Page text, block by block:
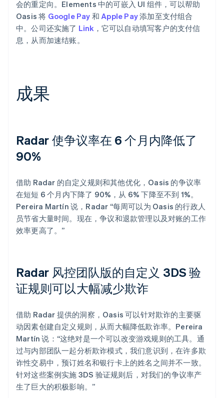
会的重定向。Elements 中的可嵌入 UI 组件，可以帮助
Oasis 将 Google Pay 和 Apple Pay添加至支付组合
中。公司还实施了 Link ，它可以自动填写客户的支付信
息，从而加速结账。
成果
Radar 使争议率在 6 个月内降低了
90%
借助 Radar 的自定义规则和其他优化，Oasis 的争议率
在短短 6 个月内下降了 90%，从 6% 下降至不到 1%。
Pereira Martín 说，Radar “每周可以为 Oasis 的行政人
员节省大量时间。现在，争议和退款管理以及对账的工作
效率更高了。”
Radar 风控团队版的自定义 3DS 验
证规则可以大幅减少欺诈
借助 Radar 提供的洞察，Oasis 可以针对欺诈的主要驱
动因素创建自定义规则，从而大幅降低欺诈率。Pereira
Martín 说：“这绝对是一个可以改变游戏规则的工具。通
过与内部团队一起分析欺诈模式，我们意识到，在许多欺
诈性交易中，预订姓名和银行卡上的姓名之间并不一致。
针对这些案例实施 3DS 验证规则后，对我们的争议率产
生了巨大的积极影响。”